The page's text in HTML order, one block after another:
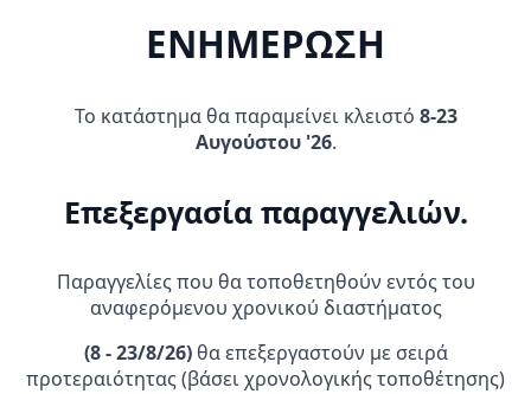
AFAM KIT ΑΛΥΣΙΔΟΓΡΑΝΑΖΑ
32,95€
Προσθήκη Στο
Καλάθι
BREMBO RACING ΤΡΟΜΠΑ
Προσθήκη Στο
Καλάθι
ΕΝΗΜΕΡΩΣΗ
Το κατάστημα θα παραμείνει κλειστό 8-23
Αυγούστου '26.
Επεξεργασία παραγγελιών.
Παραγγελίες που θα τοποθετηθούν εντός του
αναφερόμενου χρονικού διαστήματος
(8 - 23/8/26)θα επεξεργαστούν με σειρά
προτεραιότητας (βάσει χρονολογικής τοποθέτησης)